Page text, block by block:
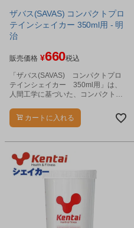
ザバス(SAVAS) コンパクトプロ
テインシェイカー 350ml用 - 明
治
販売価格 ¥660税込
「ザバス(SAVAS) コンパクトプロ
テインシェイカー 350ml用」は、
人間工学に基づいた、コンパクトで
カートに入れる